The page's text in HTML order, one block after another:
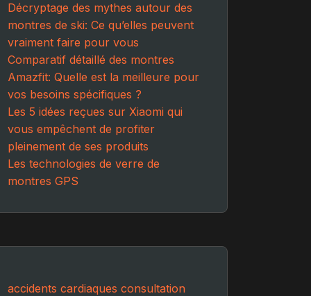
Décryptage des mythes autour des
montres de ski: Ce qu’elles peuvent
vraiment faire pour vous
Comparatif détaillé des montres
Amazfit: Quelle est la meilleure pour
vos besoins spécifiques ?
Les 5 idées reçues sur Xiaomi qui
vous empêchent de profiter
pleinement de ses produits
Les technologies de verre de
montres GPS
accidents cardiaques consultation